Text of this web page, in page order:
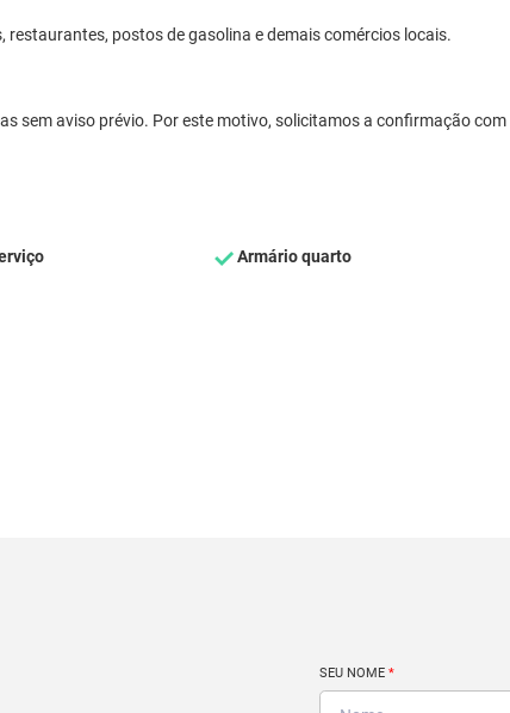
restaurantes, postos de gasolina e demais comércios locais.
sem aviso prévio. Por este motivo, solicitamos a confirmação com
Armário quarto
SEU NOME *